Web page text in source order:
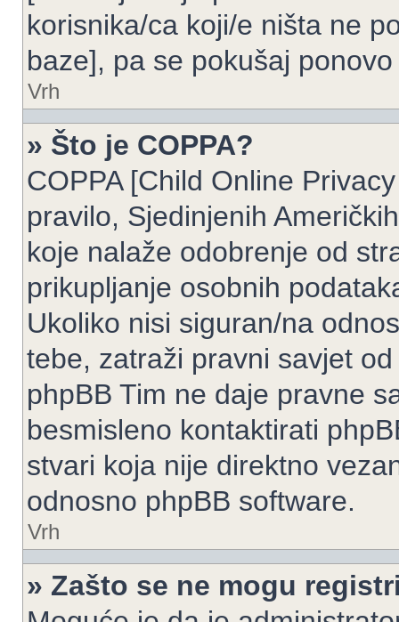
korisnika/ca koji/e ništa ne
baze], pa se pokušaj
Vrh
» Što je COPPA?
COPPA [Child Online
pravilo, Sjedinjenih
koje nalaže odobrenje od
prikupljanje osobnih
Ukoliko nisi siguran/na
tebe, zatraži pravni savjet
phpBB Tim ne daje pravne
besmisleno kontaktirati
stvari koja nije direktno
odnosno phpBB software.
Vrh
» Zašto se ne mogu